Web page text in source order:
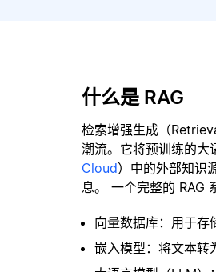
什么是 RAG
检索增强生成（
潮流。它将预训练的大
Cloud）中的外部知识
息。 一个完整的 RAG
向量数据库：用于存
嵌入模型：将文本转